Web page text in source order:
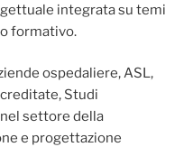
integrata su temi
formativo.
ospedaliere, ASL,
Studi
settore della
e progettazione